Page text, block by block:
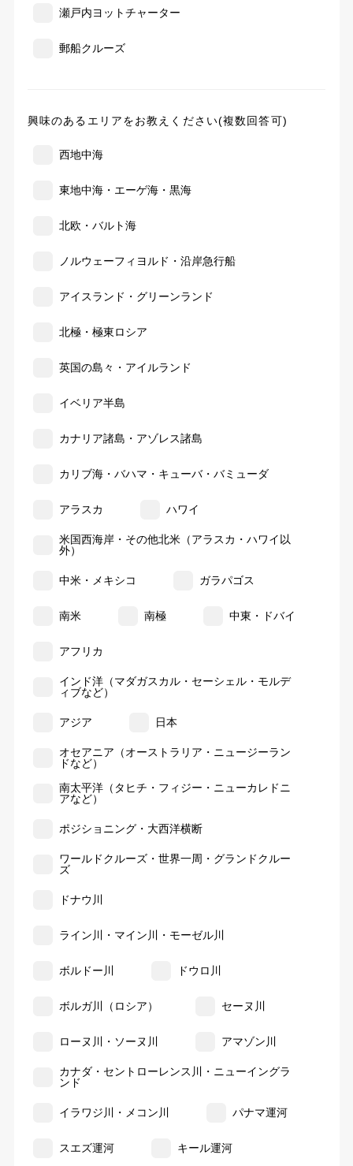
瀬戸内ヨットチャーター
郵船クルーズ
興味のあるエリアをお教えください(複数回答可)
西地中海
東地中海・エーゲ海・黒海
北欧・バルト海
ノルウェーフィヨルド・沿岸急行船
アイスランド・グリーンランド
北極・極東ロシア
英国の島々・アイルランド
イベリア半島
カナリア諸島・アゾレス諸島
カリブ海・バハマ・キューバ・バミューダ
アラスカ ハワイ
米国西海岸・その他北米（アラスカ・ハワイ以
外）
中米・メキシコ ガラパゴス
南米 南極 中東・ドバイ
アフリカ
インド洋（マダガスカル・セーシェル・モルデ
ィブなど）
アジア 日本
オセアニア（オーストラリア・ニュージーラン
ドなど）
南太平洋（タヒチ・フィジー・ニューカレドニ
アなど）
ポジショニング・大西洋横断
ワールドクルーズ・世界一周・グランドクルー
ズ
ドナウ川
ライン川・マイン川・モーゼル川
ボルドー川 ドウロ川
ボルガ川（ロシア） セーヌ川
ローヌ川・ソーヌ川 アマゾン川
カナダ・セントローレンス川・ニューイングラ
ンド
イラワジ川・メコン川 パナマ運河
スエズ運河 キール運河